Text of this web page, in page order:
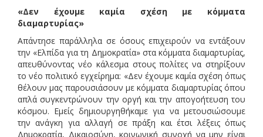
«Δεν έχουμε καμία σχέση με κόμματα
διαμαρτυρίας»
Απάντησε παράλληλα σε όσους επιχειρούν να εντάξουν
την «Ελπίδα για τη Δημοκρατία» στα κόμματα διαμαρτυρίας,
απευθύνοντας νέο κάλεσμα στους πολίτες να στηρίξουν
το νέο πολιτικό εγχείρημα: «Δεν έχουμε καμία σχέση όπως
θέλουν μας παρουσιάσουν με κόμματα διαμαρτυρίας όπου
απλά συγκεντρώνουν την οργή και την απογοήτευση του
κόσμου. Εμείς δημιουργηθήκαμε για να μετουσιώσουμε
την ανάγκη για αλλαγή σε πράξη και έτσι λέξεις όπως
Δημοκρατία, Δικαιοσύνη, κοινωνική συνοχή να μην είναι